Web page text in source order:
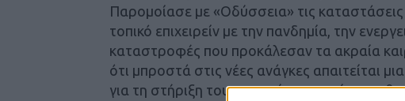
Παρομοίασε με «Οδύσσεια» τις
τοπικό επιχειρείν με την πανδημία, την
καταστροφές που προκάλεσαν τα ακραία
ότι μπροστά στις νέες ανάγκες απαιτείται
για τη στήριξη του τοπικού επιχειρείν, που